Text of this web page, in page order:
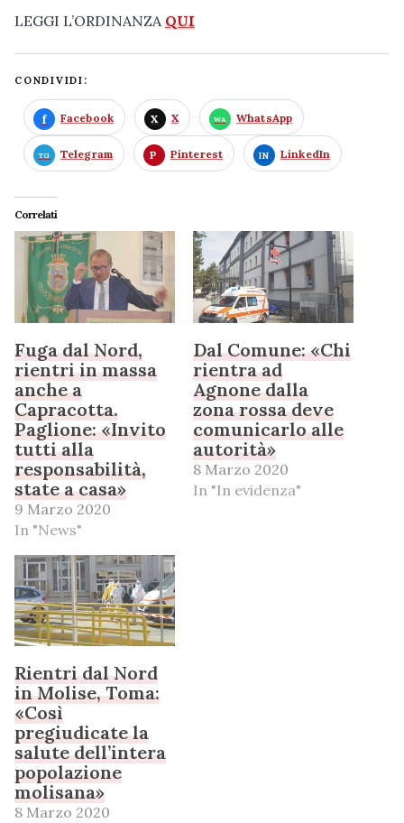
LEGGI L’ORDINANZAQUI
CONDIVIDI:
Facebook X WhatsApp
Telegram Pinterest LinkedIn
Correlati
Fuga dal Nord,
rientri in massa
anche a
Capracotta.
Paglione: «Invito
tutti alla
responsabilità,
state a casa»
9 Marzo 2020
In "News"
Dal Comune: «Chi
rientra ad
Agnone dalla
zona rossa deve
comunicarlo alle
autorità»
8 Marzo 2020
In "In evidenza"
Rientri dal Nord
in Molise, Toma:
«Così
pregiudicate la
salute dell’intera
popolazione
molisana»
8 Marzo 2020